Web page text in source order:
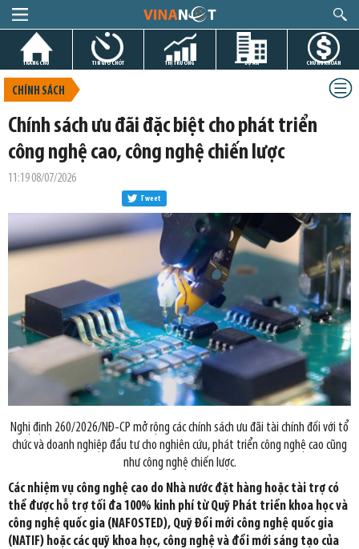
TRANG CHỦ TIN GIỜ CHÓT THỊ TRƯỜNG DỰ ÁN CHỨNG KHOÁN
CHÍNH SÁCH
Chính sách ưu đãi đặc biệt cho phát triển
công nghệ cao, công nghệ chiến lược
11:19 08/07/2026
Tweet
Nghị định 260/2026/NĐ-CP mở rộng các chính sách ưu đãi tài chính đối với tổ
chức và doanh nghiệp đầu tư cho nghiên cứu, phát triển công nghệ cao cũng
như công nghệ chiến lược.
Các nhiệm vụ công nghệ cao do Nhà nước đặt hàng hoặc tài trợ có
thể được hỗ trợ tối đa 100% kinh phí từ Quỹ Phát triển khoa học và
công nghệ quốc gia (NAFOSTED), Quỹ Đổi mới công nghệ quốc gia
(NATIF) hoặc các quỹ khoa học, công nghệ và đổi mới sáng tạo của